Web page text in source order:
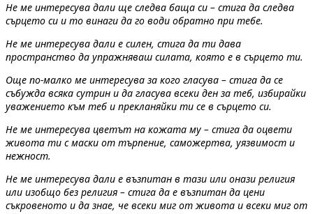
Не ме интересува дали ще следва баща си – стига да следва
сърцето си и то винаги да го води обратно при тебе.
Не ме интересува дали е силен, стига да ти дава
пространство да упражняваш силата, която е в сърцето ти.
Още по-малко ме интересува за кого гласува – стига да се
събужда всяка сутрин и да гласува всеки ден за теб, избирайки
уважението към теб и прекланяйки ти се в сърцето си.
Не ме интересува цветът на кожата му – стига да оцвети
живота ти с маски от търпение, саможертва, уязвимост и
нежност.
Не ме интересува дали е възпитан в тази или онази религия
или изобщо без религия – стига да е възпитан да цени
съкровеното и да знае, че всеки миг от живота и всеки миг от